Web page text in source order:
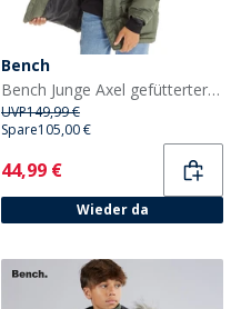
Bench
Bench Junge Axel gefütterter Parka Khaki
UVP149,99 €
Spare105,00 €
Current
44,99 €
Wieder da